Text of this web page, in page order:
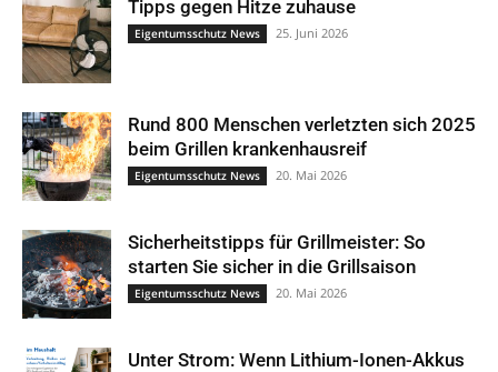
Tipps gegen Hitze zuhause
Eigentumsschutz News 25. Juni 2026
Rund 800 Menschen verletzten sich 2025
beim Grillen krankenhausreif
Eigentumsschutz News 20. Mai 2026
Sicherheitstipps für Grillmeister: So
starten Sie sicher in die Grillsaison
Eigentumsschutz News 20. Mai 2026
Unter Strom: Wenn Lithium-Ionen-Akkus